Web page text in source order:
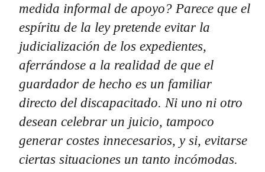
medida informal de apoyo? Parece que el
espíritu de la ley pretende evitar la
judicialización de los expedientes,
aferrándose a la realidad de que el
guardador de hecho es un familiar
directo del discapacitado. Ni uno ni otro
desean celebrar un juicio, tampoco
generar costes innecesarios, y si, evitarse
ciertas situaciones un tanto incómodas.